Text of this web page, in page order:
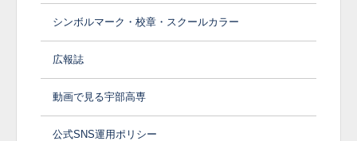
シンボルマーク・校章・スクールカラー
広報誌
動画で見る宇部高専
公式SNS運用ポリシー